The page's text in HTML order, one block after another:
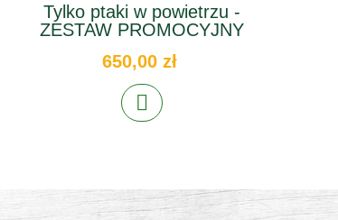
Tylko ptaki w powietrzu -
ZESTAW PROMOCYJNY
650,00 zł